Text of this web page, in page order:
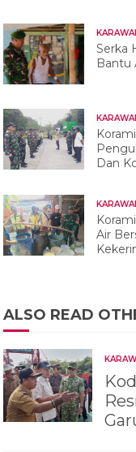
Serka
Bantu
Dan
Air
ALSO READ